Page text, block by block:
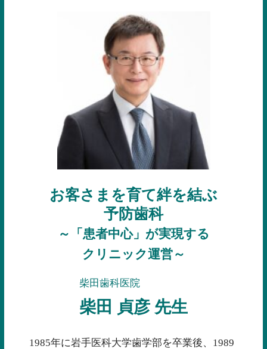
お客さまを育て絆を結ぶ
予防歯科
～「患者中心」が実現する
クリニック運営～
柴田歯科医院
柴田 貞彦 先生
1985年に岩手医科大学歯学部を卒業後、1989